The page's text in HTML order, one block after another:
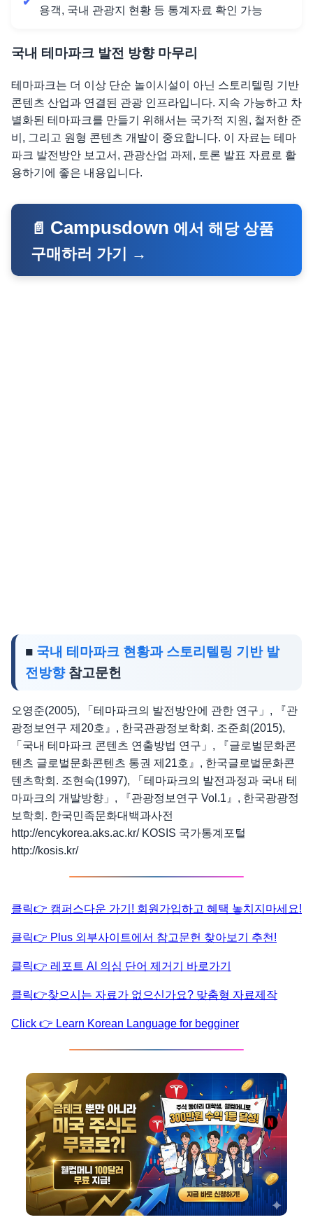
용객, 국내 관광지 현황 등 통계자료 확인 가능
국내 테마파크 발전 방향 마무리
테마파크는 더 이상 단순 놀이시설이 아닌 스토리텔링 기반
콘텐츠 산업과 연결된 관광 인프라입니다. 지속 가능하고 차
별화된 테마파크를 만들기 위해서는 국가적 지원, 철저한 준
비, 그리고 원형 콘텐츠 개발이 중요합니다. 이 자료는 테마
파크 발전방안 보고서, 관광산업 과제, 토론 발표 자료로 활
용하기에 좋은 내용입니다.
📄 Campusdown 에서 해당 상품
구매하러 가기 →
■ 국내 테마파크 현황과 스토리텔링 기반 발
전방향참고문헌
오영준(2005), 「테마파크의 발전방안에 관한 연구」, 『관
광정보연구 제20호』, 한국관광정보학회. 조준희(2015),
「국내 테마파크 콘텐츠 연출방법 연구」, 『글로벌문화콘
텐츠 글로벌문화콘텐츠 통권 제21호』, 한국글로벌문화콘
텐츠학회. 조현숙(1997), 「테마파크의 발전과정과 국내 테
마파크의 개발방향」, 『관광정보연구 Vol.1』, 한국광광정
보학회. 한국민족문화대백과사전
http://encykorea.aks.ac.kr/ KOSIS 국가통계포털
http://kosis.kr/
클릭👉 캠퍼스다운 가기! 회원가입하고 혜택 놓치지마세요!
클릭👉 Plus 외부사이트에서 참고문헌 찾아보기 추천!
클릭👉 레포트 AI 의심 단어 제거기 바로가기
클릭👉찾으시는 자료가 없으신가요? 맞춤형 자료제작
Click 👉 Learn Korean Language for begginer